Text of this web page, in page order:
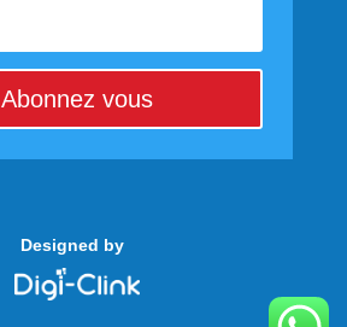
Abonnez vous
Designed by